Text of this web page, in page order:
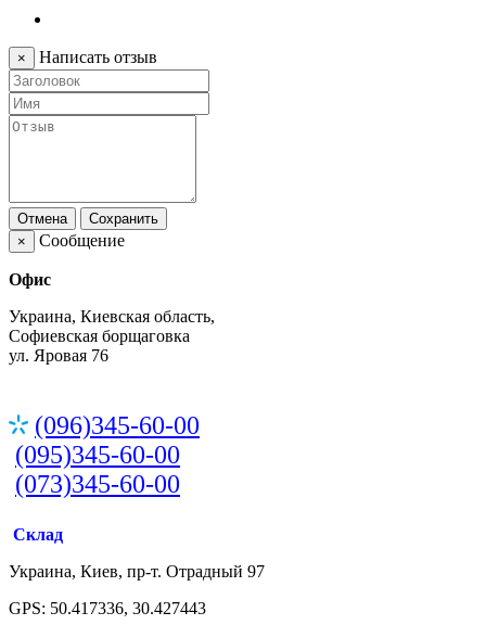
× Написать отзыв
Отмена
Сохранить
×
Сообщение
Офис
Украина, Киевская область,
Софиевская борщаговка
ул. Яровая 76
(096)345-60-00
(095)345-60-00
(073)345-60-00
Склад
Украина, Киев, пр-т. Отрадный 97
GPS: 50.417336, 30.427443